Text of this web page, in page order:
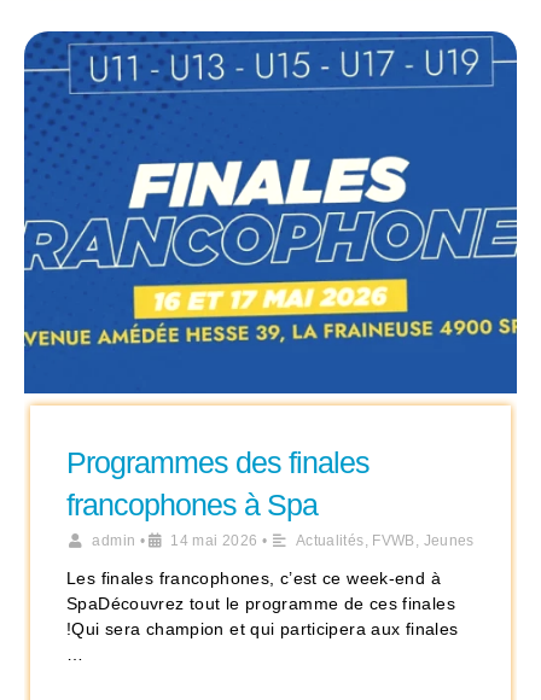
Programmes des finales
francophones à Spa
admin • 14 mai 2026 • Actualités, FVWB, Jeunes
Les finales francophones, c’est ce week-end à
SpaDécouvrez tout le programme de ces finales
!Qui sera champion et qui participera aux finales
…